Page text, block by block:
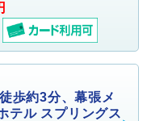
歩約3分、幕張メ
テル スプリングス